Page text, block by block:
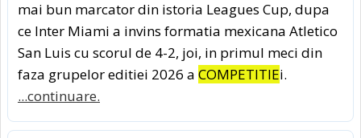
mai bun marcator din istoria Leagues Cup, dupa
ce Inter Miami a invins formatia mexicana Atletico
San Luis cu scorul de 4-2, joi, in primul meci din
faza grupelor editiei 2026 a COMPETITIEi.
...continuare.